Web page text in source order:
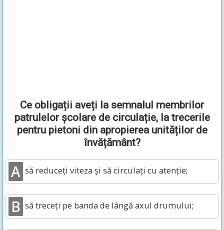
Ce obligații aveți la semnalul membrilor
patrulelor școlare de circulație, la trecerile
pentru pietoni din apropierea unităților de
învățământ?
A să reduceți viteza și să circulați cu atenție;
B să treceți pe banda de lângă axul drumului;